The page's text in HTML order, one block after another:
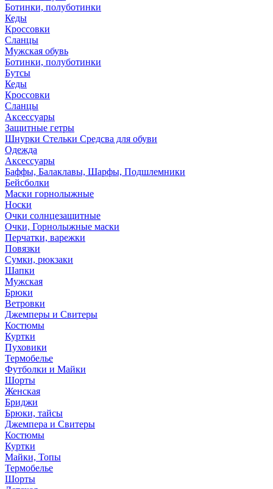
Ботинки, полуботинки
Кеды
Кроссовки
Сланцы
Мужская обувь
Ботинки, полуботинки
Бутсы
Кеды
Кроссовки
Сланцы
Аксессуары
Защитные гетры
Шнурки Стельки Средсва для обуви
Одежда
Аксессуары
Баффы, Балаклавы, Шарфы, Подшлемники
Бейсболки
Маски горнолыжные
Носки
Очки солнцезащитные
Очки, Горнолыжные маски
Перчатки, варежки
Повязки
Сумки, рюкзаки
Шапки
Мужская
Брюки
Ветровки
Джемперы и Свитеры
Костюмы
Куртки
Пуховики
Термобелье
Футболки и Майки
Шорты
Женская
Бриджи
Брюки, тайсы
Джемпера и Свитеры
Костюмы
Куртки
Майки, Топы
Термобелье
Шорты